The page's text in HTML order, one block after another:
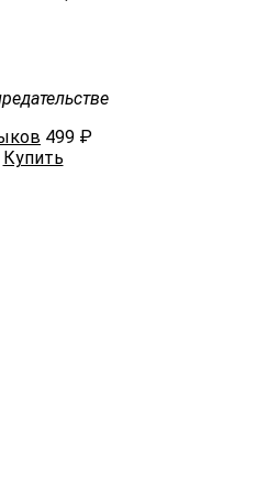
499 ₽
Купить